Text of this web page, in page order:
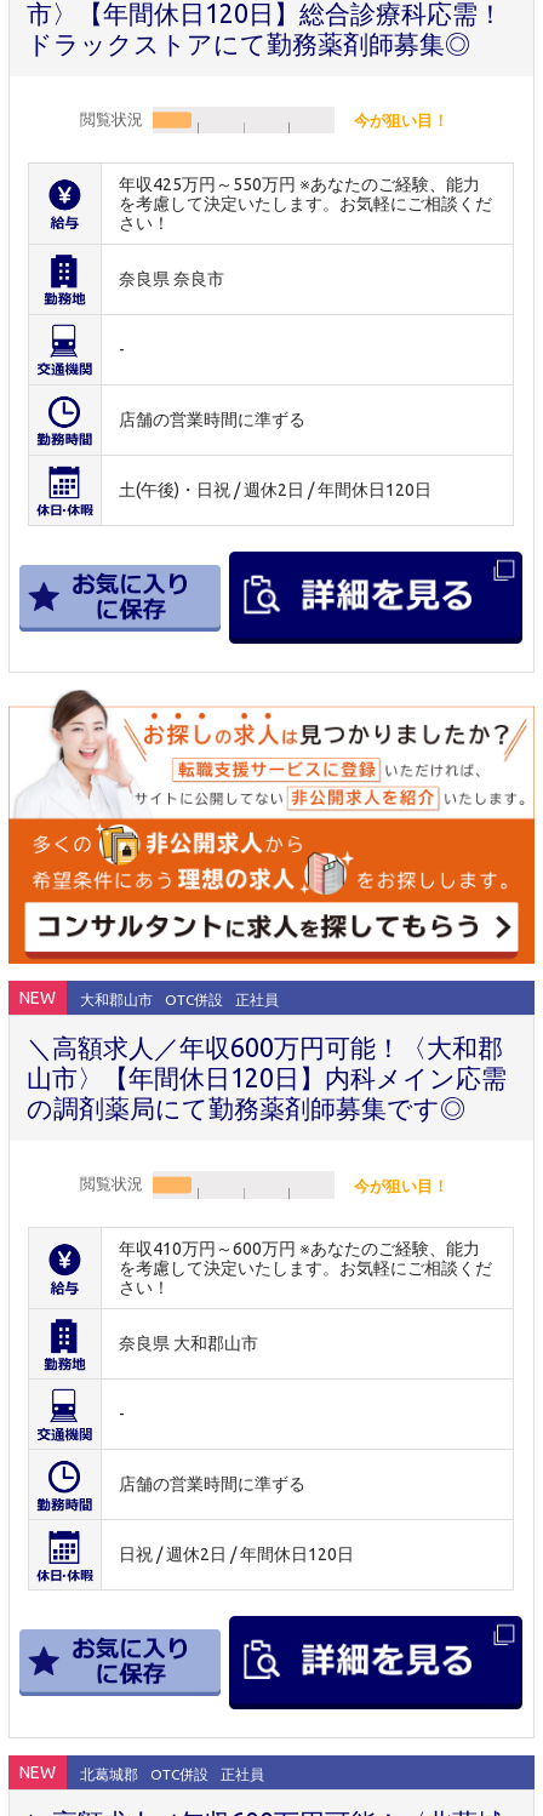
市〉【年間休日120日】総合診療科応需！
ドラックストアにて勤務薬剤師募集◎
閲覧状況 今が狙い目！
年収425万円～550万円 ※あなたのご経験、能力
を考慮して決定いたします。お気軽にご相談くだ
さい！
奈良県 奈良市
-
店舗の営業時間に準ずる
土(午後)・日祝 / 週休2日 / 年間休日120日
NEW 大和郡山市 OTC併設 正社員
＼高額求人／年収600万円可能！〈大和郡
山市〉【年間休日120日】内科メイン応需
の調剤薬局にて勤務薬剤師募集です◎
閲覧状況 今が狙い目！
年収410万円～600万円 ※あなたのご経験、能力
を考慮して決定いたします。お気軽にご相談くだ
さい！
奈良県 大和郡山市
-
店舗の営業時間に準ずる
日祝 / 週休2日 / 年間休日120日
NEW 北葛城郡 OTC併設 正社員